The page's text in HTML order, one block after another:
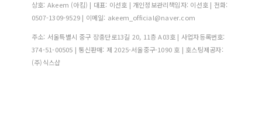
상호: Akeem (아킴) | 대표: 이선호 | 개인정보관리책임자: 이선호 | 전화:
0507-1309-9529 | 이메일: akeem_official@naver.com
주소: 서울특별시 중구 장충단로13길 20, 11층 A03호 | 사업자등록번호:
374-51-00505 | 통신판매: 제 2025-서울중구-1090 호 | 호스팅제공자:
(주)식스샵